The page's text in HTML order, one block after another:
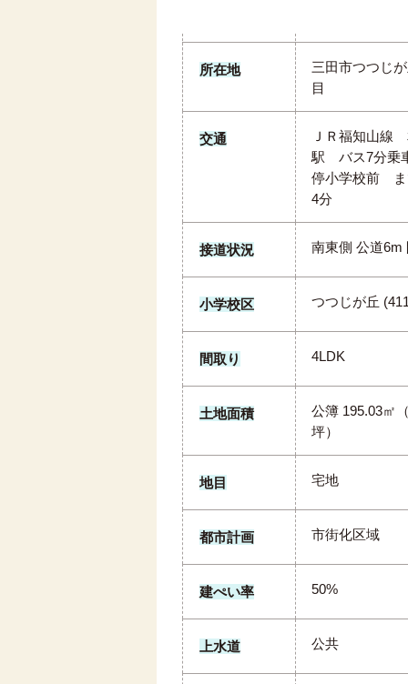
所在地
三田市つつじ
目
交通
ＪＲ福知山線
駅 バス7分乗
停小学校前 ま
4分
接道状況 南東側 公道6m
小学校区 つつじが丘
間取り 4LDK
土地面積
公簿 195.03㎡
坪）
地目 宅地
都市計画 市街化区域
建ぺい率 50%
上水道 公共